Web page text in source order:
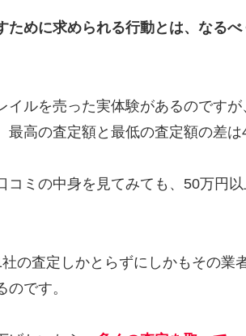
ために求められる行動とは、なる
イルを売った実体験があるのです
最高の査定額と最低の査定額の差は
コミの中身を見てみても、50万円
の査定しかとらずにしかもその業
のです。